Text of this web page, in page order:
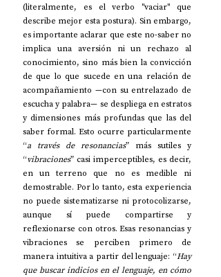
(literalmente, es el verbo "vaciar" que
describe mejor esta postura). Sin embargo,
es importante aclarar que este no-saber no
implica una aversión ni un rechazo al
conocimiento, sino más bien la convicción
de que lo que sucede en una relación de
acompañamiento —con su entrelazado de
escucha y palabra— se despliega en estratos
y dimensiones más profundas que las del
saber formal. Esto ocurre particularmente
“a través de resonancias” más sutiles y
“vibraciones” casi imperceptibles, es decir,
en un terreno que no es medible ni
demostrable. Por lo tanto, esta experiencia
no puede sistematizarse ni protocolizarse,
aunque sí puede compartirse y
reflexionarse con otros. Esas resonancias y
vibraciones se perciben primero de
manera intuitiva a partir del lenguaje: “Hay
que buscar indicios en el lenguaje, en cómo